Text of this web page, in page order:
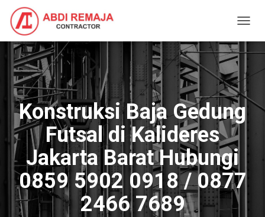
O
G
L
E
N
A
V
I
Konstruksi Baja Gedung
Futsal di Kalideres
Jakarta Barat Hubungi
0859 5902 0918 / 0877
2466 7689